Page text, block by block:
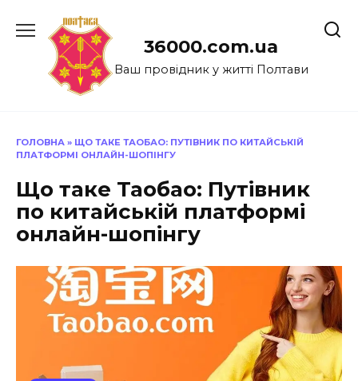
до
36000.com.ua
Ваш провідник у житті Полтави
ГОЛОВНА » ЩО ТАКЕ ТАОБАО: ПУТІВНИК ПО КИТАЙСЬКІЙ
ПЛАТФОРМІ ОНЛАЙН-ШОПІНГУ
Що таке Таобао: Путівник
по китайській платформі
онлайн-шопінгу